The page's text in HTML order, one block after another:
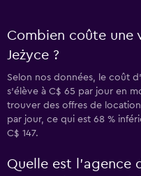
Combien coûte une
Jeżyce ?
Selon nos données, le coût
s'élève à C$ 65 par jour en
trouver des offres de
par jour, ce qui est 68 %
C$ 147.
Quelle est l’agence